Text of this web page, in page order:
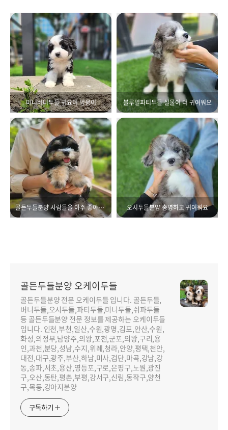
미니버니두들 귀요미 멍뭉이 블루멀파티두들 실물이 더 귀여워요
골든두들분양 사람들을 아주 좋아해요! 오시두들분양 총명하고 귀여워요
골든두들분양 오케이두들
골든두들분양 전문 오케이두들 입니다. 골든두들,
버니두들,오시두들,파티두들,미니두들,쉬파두들
등 골든두들분양 전문 정보를 제공하는 오케이두들
입니다. 인천,부천,일산,수원,광명,김포,안산,수원,
화성,의정부,남양주,의왕,포천,군포,의왕,구리,용
인,과천,분당,성남,수지,위례,청라,안양,평택,천안,
대전,대구,광주,부산,하남,미사,검단,마곡,강남,강
동,송파,서초,용산,영등포,구로,은평구,노원,광진
구,오산,동탄,평촌,부평,강서구,신림,동작구,양천
구,목동,강아지분양
구독하기